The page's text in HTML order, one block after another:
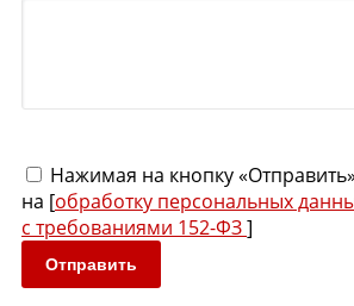
Нажимая на кнопку
на [обработку персональных
с требованиями 152-ФЗ]
Отправить